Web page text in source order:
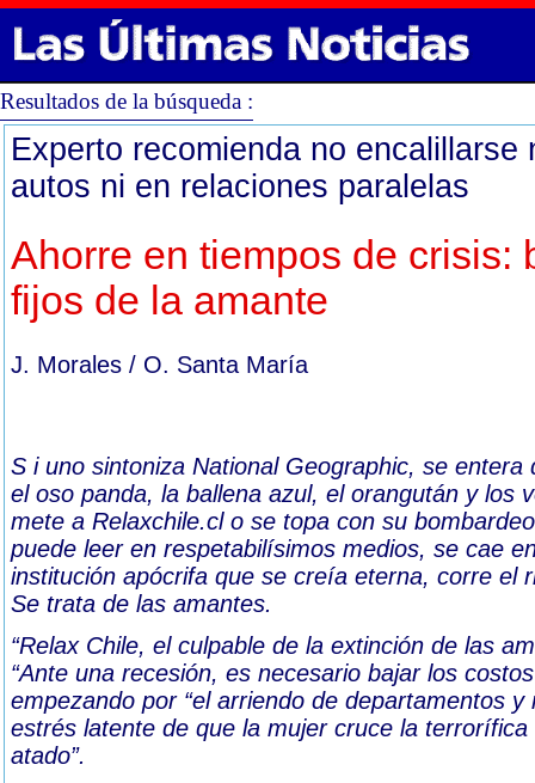
Resultados de la búsqueda :
Experto recomienda no encalillarse
autos ni en relaciones paralelas
Ahorre en tiempos de crisis:
fijos de la amante
J. Morales / O. Santa María
S i uno sintoniza National Geographic, se entera
el oso panda, la ballena azul, el orangután y los
mete a Relaxchile.cl o se topa con su
puede leer en respetabilísimos medios, se cae
institución apócrifa que se creía eterna, corre el
Se trata de las amantes.
“Relax Chile, el culpable de la extinción de las
“Ante una recesión, es necesario bajar los
empezando por “el arriendo de departamentos y
estrés latente de que la mujer cruce la terrorífica
atado”.